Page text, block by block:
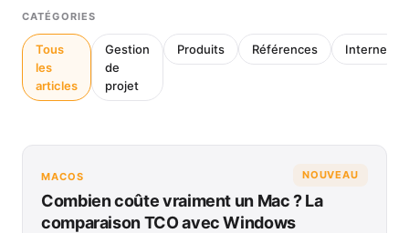
CATÉGORIES
Tous
les
articles
Gestion
de
projet
Produits Références Interne
NOUVEAU
MACOS
Combien coûte vraiment un Mac ? La
comparaison TCO avec Windows